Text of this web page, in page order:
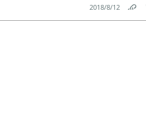
Link
12‏/8‏/2018